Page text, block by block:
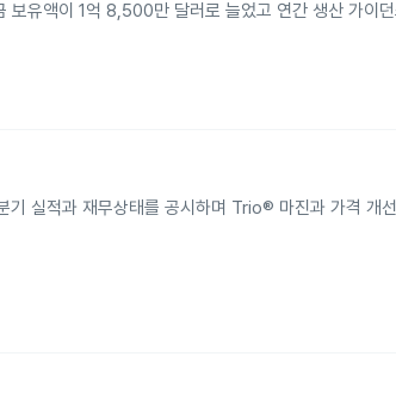
유액이 1억 8,500만 달러로 늘었고 연간 생산 가이
실적과 재무상태를 공시하며 Trio® 마진과 가격 개